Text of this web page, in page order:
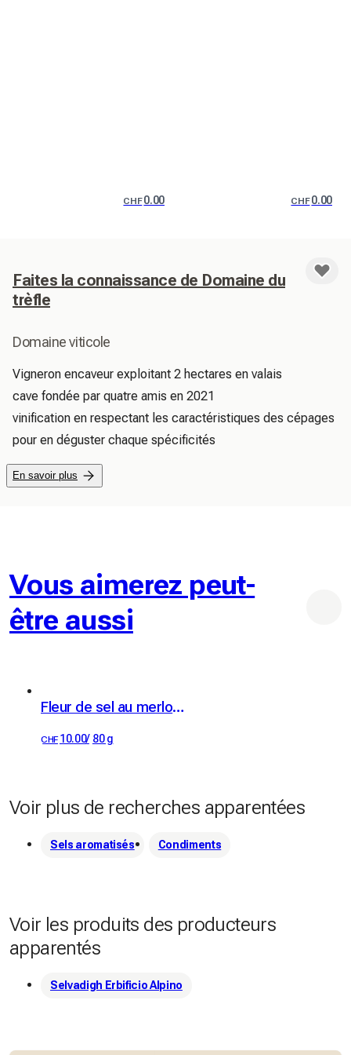
CHF0.00 CHF0.00
Faites la connaissance de Domaine du
trèfle
Domaine viticole
Vigneron encaveur exploitant 2 hectares en valais
cave fondée par quatre amis en 2021
vinification en respectant les caractéristiques des cépages
pour en déguster chaque spécificités
En savoir plus
Vous aimerez peut-
être aussi
Fleur de sel au merlot du Tessin et herbes de montagne
CHF 10.00/ 80 g
Voir plus de recherches apparentées
Sels aromatisés Condiments
Voir les produits des producteurs
apparentés
Selvadigh Erbificio Alpino